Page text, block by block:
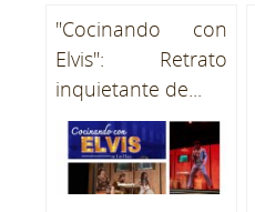
"Cocinando con
Elvis": Retrato
inquietante de...